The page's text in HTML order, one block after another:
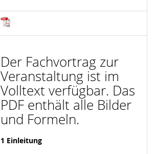
Der Fachvortrag zur
Veranstaltung ist im
Volltext verfügbar. Das
PDF enthält alle Bilder
und Formeln.
1 Einleitung